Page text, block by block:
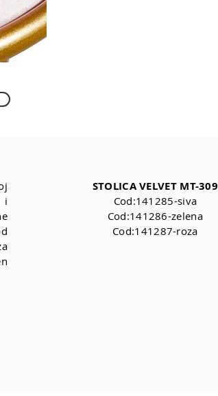
i
STOLICA VELVET MT-309
Cod:141285-siva
Cod:141286-zelena
Cod:141287-roza